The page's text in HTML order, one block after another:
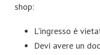
shop:
L'ingresso è
Devi avere un